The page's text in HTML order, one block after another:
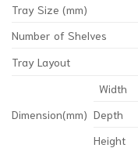
Tray Size (mm)
Number of Shelves
Tray Layout
Dimension(mm)
Width
Depth
Height